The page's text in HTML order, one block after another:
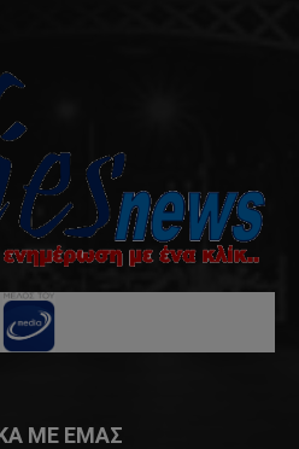
ΜΕ ΕΜΑΣ